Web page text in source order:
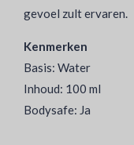
gevoel zult ervaren.
Kenmerken
Basis: Water
Inhoud: 100 ml
Bodysafe: Ja